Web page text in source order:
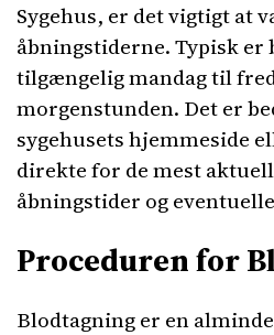
Sygehus, er det vigtigt at
åbningstiderne. Typisk er
tilgængelig mandag til
morgenstunden. Det er
sygehusets hjemmeside
direkte for de mest
åbningstider og
Proceduren for
Blodtagning er en